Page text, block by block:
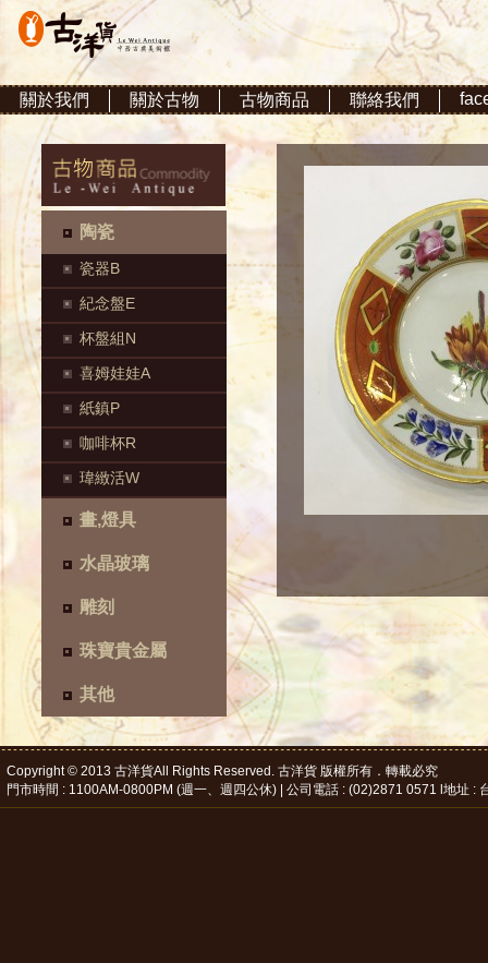
關於我們 關於古物 古物商品 聯絡我們
陶瓷
瓷器B
紀念盤E
杯盤組N
喜姆娃娃A
紙鎮P
咖啡杯R
瑋緻活W
畫,燈具
水晶玻璃
雕刻
珠寶貴金屬
其他
Copyright © 2013 古洋貨All Rights Reserved. 古洋貨 版權所有．轉載必究
門市時間 : 1100AM-0800PM (週一、週四公休) | 公司電話 : (02)2871 0571 l地址